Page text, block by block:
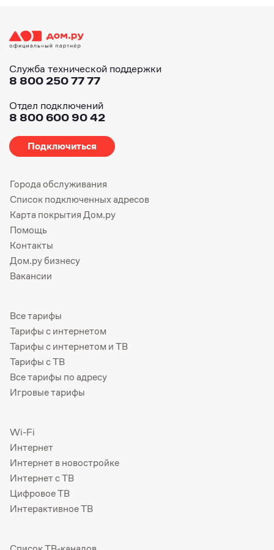
Служба технической поддержки
8 800 250 77 77
Отдел подключений
8 800 600 90 42
Подключиться
Города обслуживания
Список подключенных адресов
Карта покрытия Дом.ру
Помощь
Контакты
Дом.ру бизнесу
Вакансии
Все тарифы
Тарифы с интернетом
Тарифы с интернетом и ТВ
Тарифы с ТВ
Все тарифы по адресу
Игровые тарифы
Wi-Fi
Интернет
Интернет в новостройке
Интернет с ТВ
Цифровое ТВ
Интерактивное ТВ